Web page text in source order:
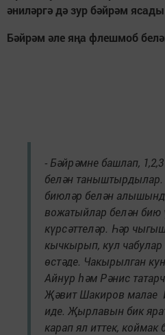
әниләргә дә зур бәйрәм
Бәйрәм әле яңа флешмоб
- Бәйрәмне башлап,
белән
биюләр белән
вожатыйлар белән бию
күрсәттеләр. Һәр
кычкырып, кул
өстәде. Чакырылган
Айнур һәм Рәнис
Җәвит Шакиров малае
иде. Җырлавын бик
карап ял иттек,